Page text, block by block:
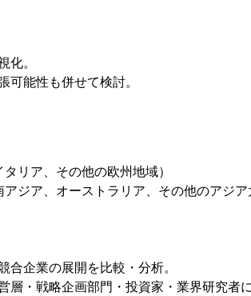
化。
可能性も併せて検討。
リア、その他の欧州地域）
ジア、オーストラリア、その他のアジア
合企業の展開を比較・分析。
・戦略企画部門・投資家・業界研究者に